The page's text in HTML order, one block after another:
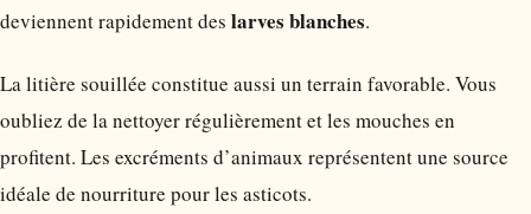
deviennent rapidement des larves blanches.
La litière souillée constitue aussi un terrain favorable. Vous
oubliez de la nettoyer régulièrement et les mouches en
profitent. Les excréments d’animaux représentent une source
idéale de nourriture pour les asticots.